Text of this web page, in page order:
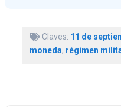
Claves: 11 de
moneda, régimen